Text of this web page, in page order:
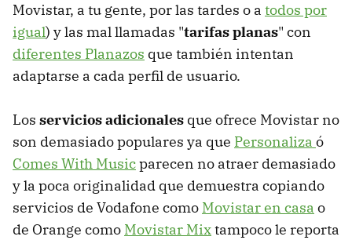
Movistar, a tu gente, por las tardes o a todos por
igual) y las mal llamadas "tarifas planas" con
diferentes Planazos que también intentan
adaptarse a cada perfil de usuario.
Los servicios adicionales que ofrece Movistar no
son demasiado populares ya que Personaliza ó
Comes With Musicparecen no atraer demasiado
y la poca originalidad que demuestra copiando
servicios de Vodafone como Movistar en casa o
de Orange como Movistar Mixtampoco le reporta